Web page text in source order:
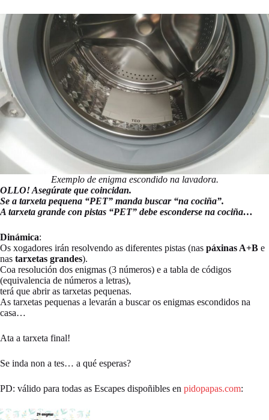
Exemplo de enigma escondido na lavadora.
OLLO! Asegúrate que coincidan.
Se a tarxeta pequena “PET” manda buscar “na cociña”.
A tarxeta grande con pistas “PET” debe esconderse na cociña…
Dinámica:
Os xogadores irán resolvendo as diferentes pistas (nas páxinas A+B e
nas tarxetas grandes).
Coa resolución dos enigmas (3 números) e a tabla de códigos
(equivalencia de números a letras),
terá que abrir as tarxetas pequenas.
As tarxetas pequenas a levarán a buscar os enigmas escondidos na
casa…
Ata a tarxeta final!
Se inda non a tes… a qué esperas?
PD: válido para todas as Escapes dispoñibles en pidopapas.com: